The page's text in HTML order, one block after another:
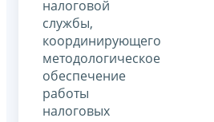
налоговой
службы,
координирующего
методологическое
обеспечение
работы
налоговых